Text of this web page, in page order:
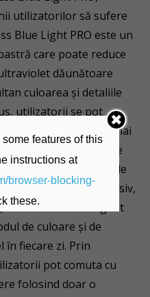
utilizatorilor să sufere
Blue Light PRO este un
care poate reduce
dăunătoare
culoarea și detaliile
utilizatorii se pot
cu un contrast mai
și cele mai întunecate
duce la o experiență de
software-ul exclusiv,
oferă cel mai inteligent
de culoare și de
în fiecare zi. Prin
pot comuta cu
folosind doar o
features of this
instructions at
browser-blocking-
these.